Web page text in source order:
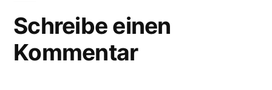
Schreibe einen
Kommentar